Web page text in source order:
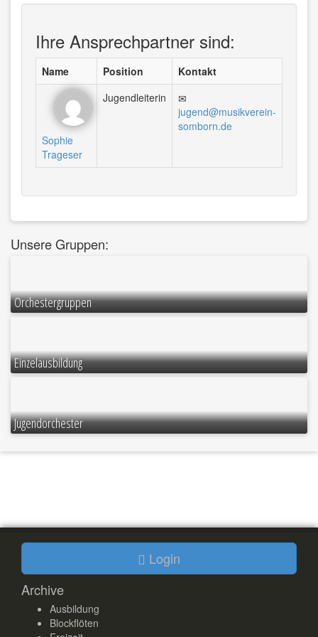
Ihre Ansprechpartner sind:
Name Position Kontakt
Sophie
Trageser
Jugendleiterin
jugend@musikverein-
somborn.de
Unsere Gruppen:
Orchestergruppen
Einzelausbildung
Jugendorchester
Login
Archive
Ausbildung
Blockflöten